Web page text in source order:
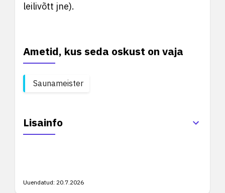
leilivõtt jne).
Ametid, kus seda oskust on vaja
Saunameister
Lisainfo
Uuendatud: 20.7.2026